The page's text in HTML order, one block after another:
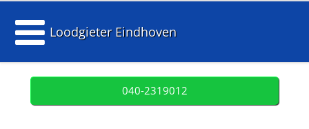
Loodgieter Eindhoven
040-2319012